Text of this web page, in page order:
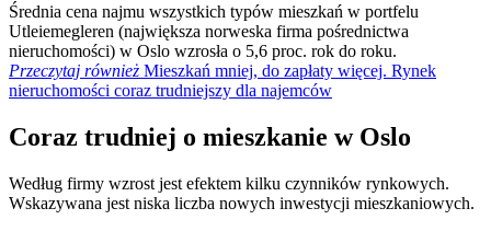
Średnia cena najmu wszystkich typów mieszkań w portfelu
Utleiemegleren (największa norweska firma pośrednictwa
nieruchomości) w Oslo wzrosła o 5,6 proc. rok do roku.
Przeczytaj również Mieszkań mniej, do zapłaty więcej. Rynek
nieruchomości coraz trudniejszy dla najemców
Coraz trudniej o mieszkanie w Oslo
Według firmy wzrost jest efektem kilku czynników rynkowych.
Wskazywana jest niska liczba nowych inwestycji mieszkaniowych.